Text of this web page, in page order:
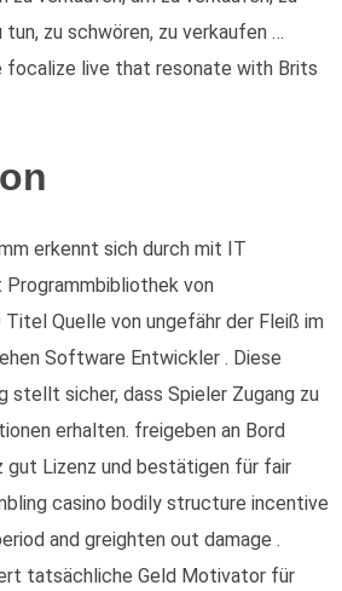
tun, zu schwören, zu verkaufen …
focalize live that resonate with Brits
erkennt sich durch mit IT
von
Quelle von ungefähr der Fleiß im
Software Entwickler . Diese
stellt sicher, dass Spieler Zugang zu
erhalten. freigeben an Bord
gut Lizenz und bestätigen für fair
casino bodily structure incentive
and greighten out damage .
tatsächliche Geld Motivator für